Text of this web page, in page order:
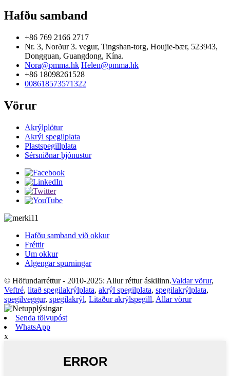
Hafðu samband
+86 769 2166 2717
Nr. 3, Norður 3. vegur, Tingshan-torg, Houjie-bær, 523943,
Dongguan, Guangdong, Kína.
Nora@pmma.hk Helen@pmma.hk
+86 18098261528
008618573571322
Vörur
Akrýlplötur
Akrýl spegilplata
Plastspegillplata
Sérsniðnar þjónustur
Hafðu samband við okkur
Fréttir
Um okkur
Algengar spurningar
© Höfundarréttur - 2010-2025: Allur réttur áskilinn.Valdar vörur,
Veftré, litað spegilakrýlplata, akrýl spegilplata, spegilakrýlplata,
spegilveggur, spegilakrýl, Litaður akrýlspegill, Allar vörur
Senda tölvupóst
WhatsApp
x